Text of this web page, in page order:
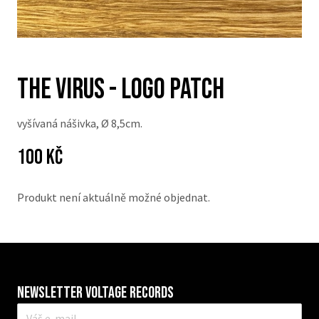
THE VIRUS - logo patch
vyšívaná nášivka, Ø 8,5cm.
Cena:
100 Kč
Produkt není aktuálně možné objednat.
Newsletter VOLTAGE RECORDS
E-